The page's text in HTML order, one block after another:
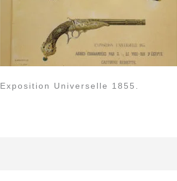
Exposition Universelle 1855.